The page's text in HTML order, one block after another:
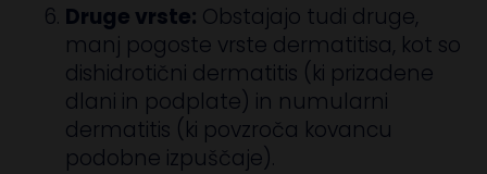
Druge vrste: Obstajajo tudi druge,
manj pogoste vrste dermatitisa, kot so
dishidrotični dermatitis (ki prizadene
dlani in podplate) in numularni
dermatitis (ki povzroča kovancu
podobne izpuščaje).